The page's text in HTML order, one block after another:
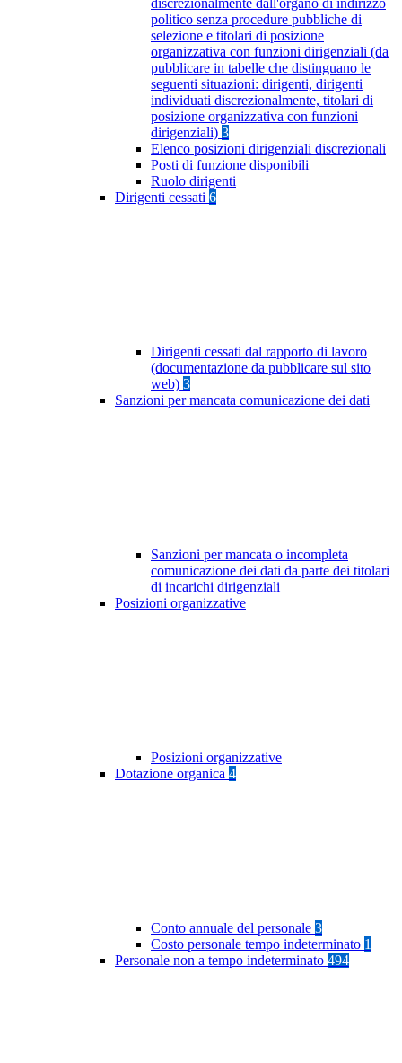
discrezionalmente dall'organo di indirizzo
politico senza procedure pubbliche di
selezione e titolari di posizione
organizzativa con funzioni dirigenziali (da
pubblicare in tabelle che distinguano le
seguenti situazioni: dirigenti, dirigenti
individuati discrezionalmente, titolari di
posizione organizzativa con funzioni
dirigenziali) 3
Elenco posizioni dirigenziali discrezionali
Posti di funzione disponibili
Ruolo dirigenti
Dirigenti cessati 6
Dirigenti cessati dal rapporto di lavoro
(documentazione da pubblicare sul sito
web) 3
Sanzioni per mancata comunicazione dei dati
Sanzioni per mancata o incompleta
comunicazione dei dati da parte dei titolari
di incarichi dirigenziali
Posizioni organizzative
Posizioni organizzative
Dotazione organica 4
Conto annuale del personale 3
Costo personale tempo indeterminato 1
Personale non a tempo indeterminato 494